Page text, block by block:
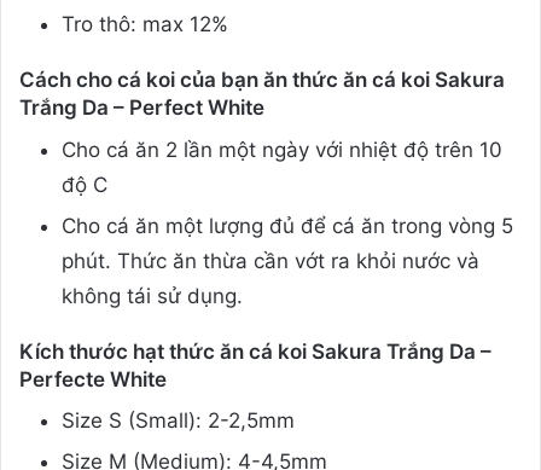
Tro thô: max 12%
Cách cho cá koi của bạn ăn thức ăn cá koi Sakura
Trắng Da – Perfect White
Cho cá ăn 2 lần một ngày với nhiệt độ trên 10
độ C
Cho cá ăn một lượng đủ để cá ăn trong vòng 5
phút. Thức ăn thừa cần vớt ra khỏi nước và
không tái sử dụng.
Kích thước hạt thức ăn cá koi Sakura Trắng Da –
Perfecte White
Size S (Small): 2-2,5mm
Size M (Medium): 4-4,5mm